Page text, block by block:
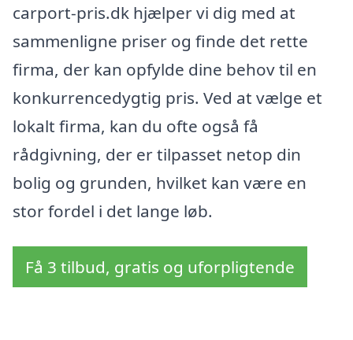
carport-pris.dk hjælper vi dig med at
sammenligne priser og finde det rette
firma, der kan opfylde dine behov til en
konkurrencedygtig pris. Ved at vælge et
lokalt firma, kan du ofte også få
rådgivning, der er tilpasset netop din
bolig og grunden, hvilket kan være en
stor fordel i det lange løb.
Få 3 tilbud, gratis og uforpligtende